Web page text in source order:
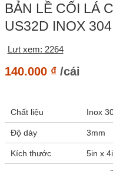
BẢN LỀ CỐI LÁ
US32D INOX
Lưt xem: 2264
140.000 ₫ /cái
Chất liệu Inox
Độ dày 3mm
Kích thước 5in x